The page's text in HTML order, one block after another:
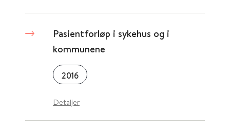
Pasientforløp i sykehus og i
kommunene
2016
Detaljer